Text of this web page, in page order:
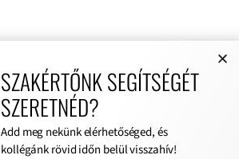
SZAKÉRTŐNK SEGÍTSÉGÉT
SZERETNÉD?
Add meg nekünk elérhetőséged, és
kollégánk rövid időn belül visszahív!